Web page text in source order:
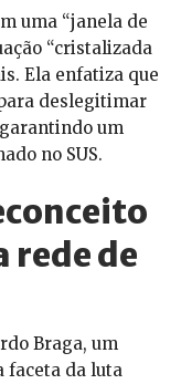
uma “janela de
“cristalizada
Ela enfatiza que
deslegitimar
um
no SUS.
rede de
Braga, um
faceta da luta